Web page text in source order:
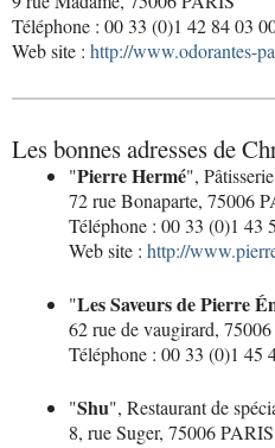
Téléphone : 00 33 (0)1 42 84 03
Web site : http://www.odorantes-
Les bonnes adresses de
"Pierre Hermé", Pâtisserie
72 rue Bonaparte, 75006
Téléphone : 00 33 (0)1 43
Web site : http://
"Les Saveurs de Pierre
62 rue de vaugirard,
Téléphone : 00 33 (0)1 45
"Shu", Restaurant de
8, rue Suger, 75006 PARIS